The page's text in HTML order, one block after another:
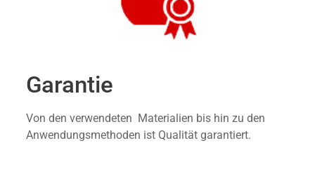
Garantie
Von den verwendeten Materialien bis hin zu den
Anwendungsmethoden ist Qualität garantiert.